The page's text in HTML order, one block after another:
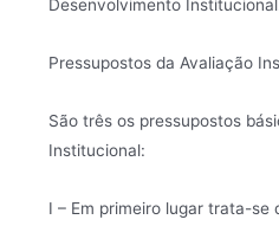
Desenvolvimento
Pressupostos da Avaliação
São três os pressupostos
Institucional:
I – Em primeiro lugar trata-